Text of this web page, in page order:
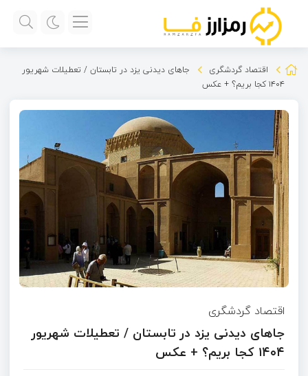
اقتصاد گردشگری
جاهای دیدنی یزد در تابستان / تعطیلات شهریور
۱۴۰۴ کجا بریم؟ + عکس
اقتصاد گردشگری
جاهای دیدنی یزد در تابستان / تعطیلات شهریور
۱۴۰۴ کجا بریم؟ + عکس